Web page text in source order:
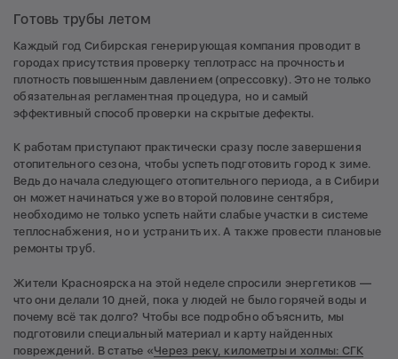
Готовь трубы летом
Каждый год Сибирская генерирующая компания проводит в
городах присутствия проверку теплотрасс на прочность и
плотность повышенным давлением (опрессовку). Это не только
обязательная регламентная процедура, но и самый
эффективный способ проверки на скрытые дефекты.
К работам приступают практически сразу после завершения
отопительного сезона, чтобы успеть подготовить город к зиме.
Ведь до начала следующего отопительного периода, а в Сибири
он может начинаться уже во второй половине сентября,
необходимо не только успеть найти слабые участки в системе
теплоснабжения, но и устранить их. А также провести плановые
ремонты труб.
Жители Красноярска на этой неделе спросили энергетиков —
что они делали 10 дней, пока у людей не было горячей воды и
почему всё так долго? Чтобы все подробно объяснить, мы
подготовили специальный материал и карту найденных
повреждений. В статье «Через реку, километры и холмы: СГК